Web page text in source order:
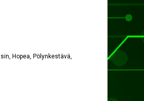
Hopea, Pölynkestävä,